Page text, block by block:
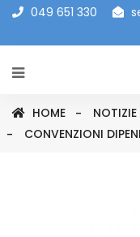
049 651 330
HOME
CONVENZIONI